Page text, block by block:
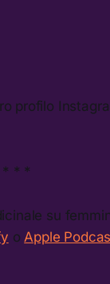
profilo
* * *
su
oApple